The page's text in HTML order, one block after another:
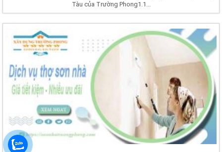
Tàu của Trường Phong1.1...